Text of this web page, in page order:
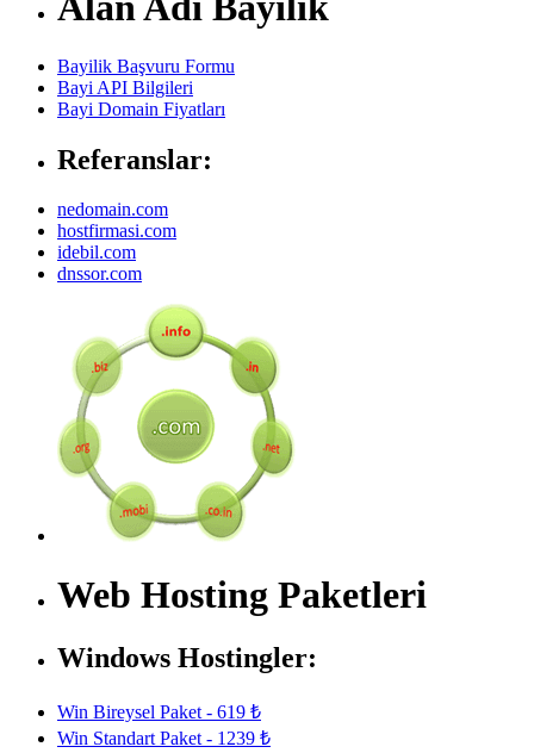
Bayilik Başvuru Formu
Bayi API Bilgileri
Bayi Domain Fiyatları
Referanslar:
nedomain.com
hostfirmasi.com
idebil.com
dnssor.com
Web Hosting Paketleri
Windows Hostingler:
Win Bireysel Paket - 619 ₺
Win Standart Paket - 1239 ₺